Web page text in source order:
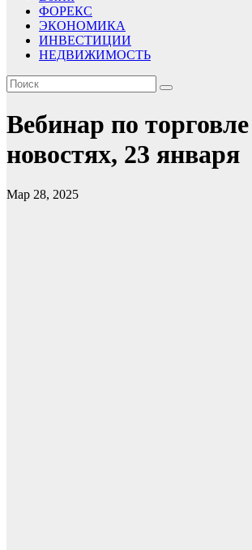
ФОРЕКС
ЭКОНОМИКА
ИНВЕСТИЦИИ
НЕДВИЖИМОСТЬ
Вебинар по
новостях, 23 января
Мар 28, 2025